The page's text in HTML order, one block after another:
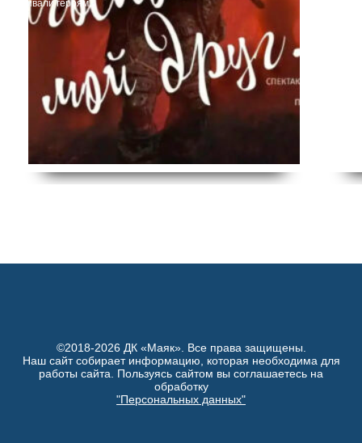
героям.
©2018-2026 ДК «Маяк». Все права защищены.
Наш сайт собирает информацию, которая необходима для
работы сайта. Пользуясь сайтом вы соглашаетесь на
обработку
"Персональных данных"